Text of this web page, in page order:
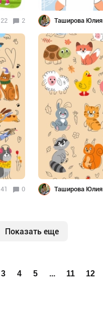
22 2 Таширова Юлия
41 0 Таширова Юлия
Показать еще
3 4 5 ... 11 12